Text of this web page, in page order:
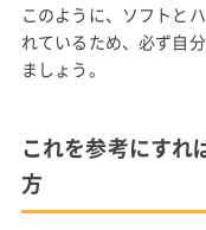
このように、ソフトと
れているため、必ず自
ましょう。
これを参考にすれ
方